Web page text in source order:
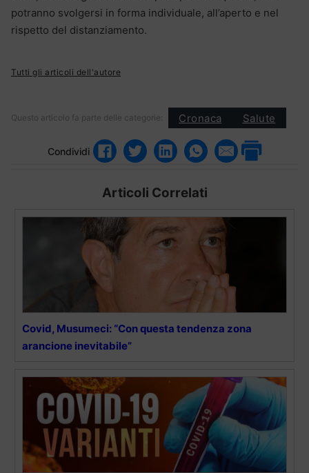
potranno svolgersi in forma individuale, all’aperto e nel
rispetto del distanziamento.
Tutti gli articoli dell'autore
Questo articolo fa parte delle categorie: Cronaca Salute
Condividi
Articoli Correlati
Covid, Musumeci: “Con questa tendenza zona
arancione inevitabile”